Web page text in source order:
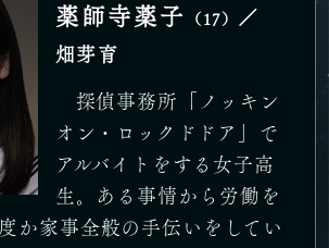
薬師寺薬子 （17）
／
畑芽育
探偵事務所「ノッキン
オン・ロックドドア」で
アルバイトをする女子高
生。ある事情から労働を
か家事全般の手伝いをしてい